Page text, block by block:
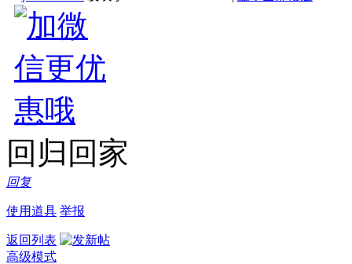
回归回家
回复
使用道具 举报
返回列表
高级模式